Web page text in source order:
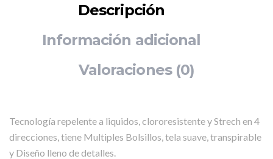
Descripción
Información adicional
Valoraciones (0)
Tecnología repelente a liquidos, clororesistente y Strech en 4
direcciones, tiene Multiples Bolsillos, tela suave, transpirable
y Diseño lleno de detalles.